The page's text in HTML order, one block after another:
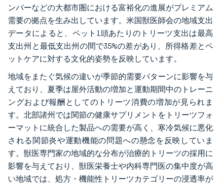
ンバーなどの大都市圏における富裕化の進展がプレミアム
需要の拠点を生み出しています。米国獣医師会の地域支出
データによると、ペット1頭あたりのトリーツ支出は最高
支出州と最低支出州の間で35%の差があり、所得格差とペ
ットケアに対する文化的姿勢を反映しています。
地域をまたぐ気候の違いが季節的需要パターンに影響を与
えており、夏季は屋外活動の増加と運動期間中のトレーニ
ングおよび報酬としてのトリーツ消費の増加が見られま
す。北部諸州では関節の健康サプリメントをトリーツフォ
ーマットに統合した製品への需要が高く、寒冷気候に悪化
される関節炎や運動機能の問題への懸念を反映していま
す。獣医専門家の地域的な分布が治療的トリーツの採用に
影響を与えており、獣医栄養士や内科専門医の集中度が高
い地域では、処方・機能性トリーツカテゴリーの浸透率が